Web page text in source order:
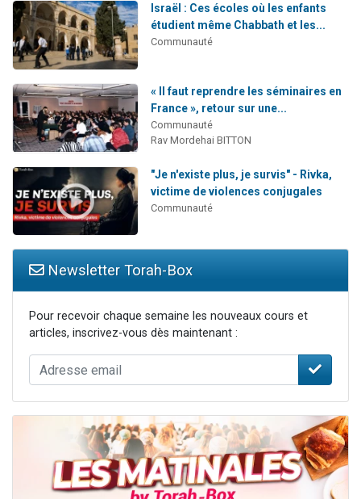
Israël : Ces écoles où les enfants
étudient même Chabbath et les...
Communauté
« Il faut reprendre les séminaires en
France », retour sur une...
Communauté
Rav Mordehai BITTON
"Je n'existe plus, je survis" - Rivka,
victime de violences conjugales
Communauté
Newsletter Torah-Box
Pour recevoir chaque semaine les nouveaux cours et
articles, inscrivez-vous dès maintenant :